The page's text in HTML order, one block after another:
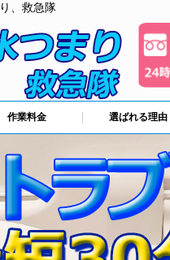
、救急隊
作業料金 選ばれる理由